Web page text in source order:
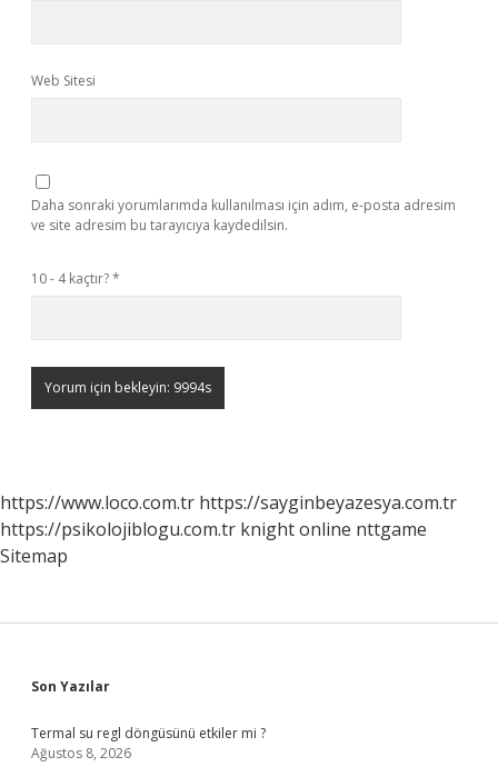
Web Sitesi
Daha sonraki yorumlarımda kullanılması için adım, e-posta adresim
ve site adresim bu tarayıcıya kaydedilsin.
10 - 4 kaçtır?*
https://www.loco.com.tr https://sayginbeyazesya.com.tr
https://psikolojiblogu.com.tr knight online nttgame
Sitemap
Sidebar
Son Yazılar
Termal su regl döngüsünü etkiler mi ?
Ağustos 8, 2026